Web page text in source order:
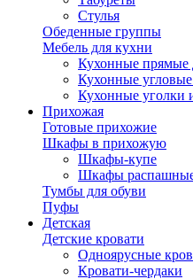
Стулья
Обеденные группы
Мебель для кухни
Кухонные прямые
Кухонные
Кухонные уголки
Прихожая
Готовые прихожие
Шкафы в прихожую
Шкафы-купе
Шкафы
Тумбы для обуви
Пуфы
Детская
Детские кровати
Одноярусные
Кровати-чердаки